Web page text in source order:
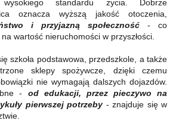
standardu życia. Dobrze
oznacza wyższą jakość otoczenia,
i przyjazną społeczność - co
wartość nieruchomości w przyszłości.
szkoła podstawowa, przedszkole, a także
sklepy spożywcze, dzięki czemu
nie wymagają dalszych dojazdów.
- od edukacji, przez pieczywo na
pierwszej potrzeby - znajduje się w